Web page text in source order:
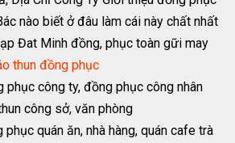
nào biết ở đâu làm cái này chất nhất
Đat Minh đồng, phục toàn gữi may
thun đồng phục
phục công ty, đồng phục công nhân
công sở, văn phòng
phục quán ăn, nhà hàng, quán cafe trà